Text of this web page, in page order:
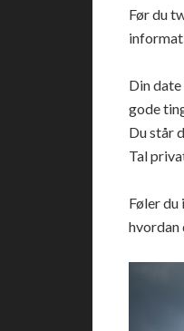
Før du
Din
gode
Du står
Tal
Føler du
hvordan